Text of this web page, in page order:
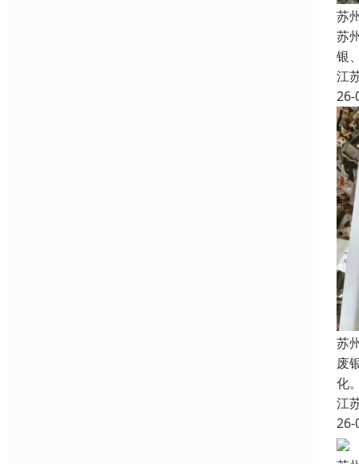
苏
苏
银
江
26-
苏
废
化
江
26-